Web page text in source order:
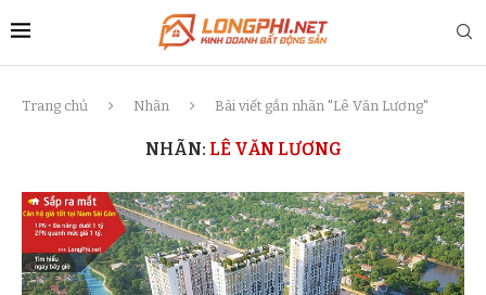
Trang chủ Nhãn Bài viết gắn nhãn "Lê Văn Lương"
NHÃN: LÊ VĂN LƯƠNG